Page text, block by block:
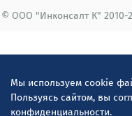
Мы используем cookie
Пользуясь сайтом, вы
конфиденциальности.
© ООО "Инконсалт К" 2010-